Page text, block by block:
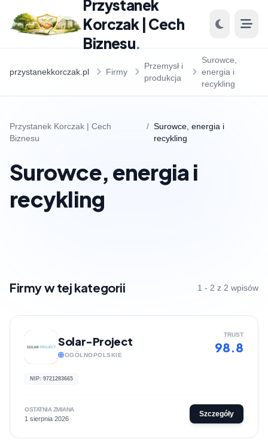
Przystanek
Korczak | Cech
Biznesu.
przystanekkorczak.pl Firmy
Przemysł i
produkcja
Surowce,
energia i
recykling
Przystanek Korczak | Cech
Biznesu
/ Surowce, energia i
recykling
Surowce, energia i
recykling
Firmy w tej kategorii 1 - 2 z 2 wpisów
Solar-Project
OGÓLNOPOLSKIE
TRUST
98.8
NIP: 9721283665
OSTATNIA ZMIANA
1 sierpnia 2026
Szczegóły